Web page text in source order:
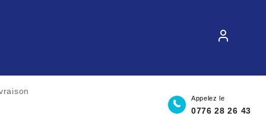
Appelez le
0776 28 26 43